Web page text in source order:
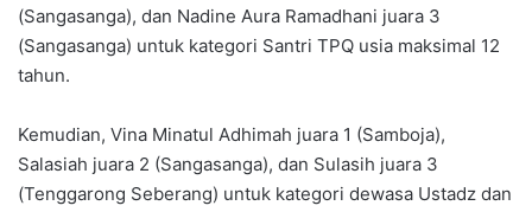
(Sangasanga), dan Nadine Aura Ramadhani juara 3
(Sangasanga) untuk kategori Santri TPQ usia maksimal 12
tahun.
Kemudian, Vina Minatul Adhimah juara 1 (Samboja),
Salasiah juara 2 (Sangasanga), dan Sulasih juara 3
(Tenggarong Seberang) untuk kategori dewasa Ustadz dan